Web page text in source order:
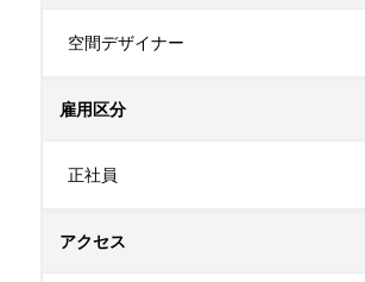
空間デザイナー
雇用区分
正社員
アクセス